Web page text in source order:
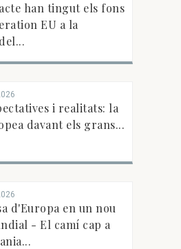
han tingut els fons
EU a la
i realitats: la
davant els grans...
d'Europa en un nou
- El camí cap a